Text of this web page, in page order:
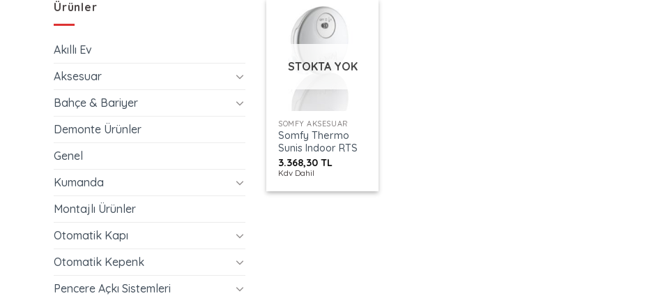
Ürünler
Akıllı Ev
Aksesuar
Bahçe & Bariyer
Demonte Ürünler
Genel
Kumanda
Montajlı Ürünler
Otomatik Kapı
Otomatik Kepenk
Pencere Açkı Sistemleri
STOKTA YOK
SOMFY AKSESUAR
Somfy Thermo
Sunis Indoor RTS
3.368,30TL
Kdv Dahil